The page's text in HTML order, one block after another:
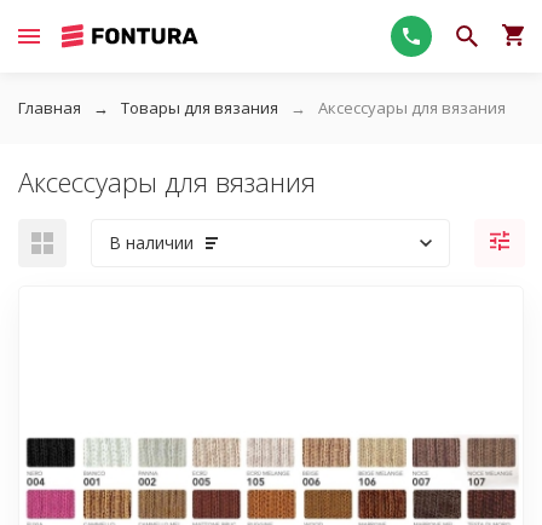
Главная Товары для вязания Аксессуары для вязания
Аксессуары для вязания
В наличии